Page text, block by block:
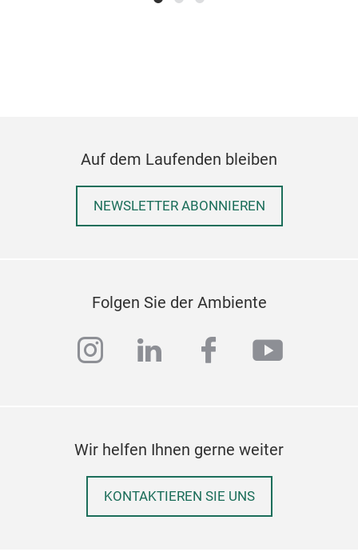
Auf dem Laufenden bleiben
NEWSLETTER ABONNIEREN
Folgen Sie der Ambiente
instagram
linkedinfacebook
Wir helfen Ihnen gerne weiter
KONTAKTIEREN SIE UNS